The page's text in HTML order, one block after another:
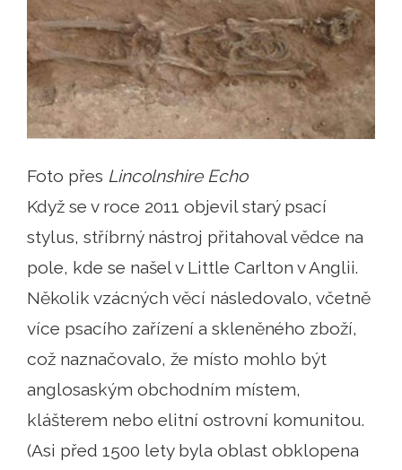
Foto přes Lincolnshire Echo
Když se v roce 2011 objevil starý psací
stylus, stříbrný nástroj přitahoval vědce na
pole, kde se našel v Little Carlton v Anglii.
Několik vzácných věcí následovalo, včetně
více psacího zařízení a skleněného zboží,
což naznačovalo, že místo mohlo být
anglosaským obchodním místem,
klášterem nebo elitní ostrovní komunitou.
(Asi před 1500 lety byla oblast obklopena